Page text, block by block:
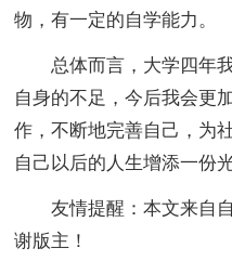
物，有一定的自学能力。
总体而言，大学四年我
自身的不足，今后我会更
作，不断地完善自己，为
自己以后的人生增添一份光
友情提醒：本文来自自
谢版主！